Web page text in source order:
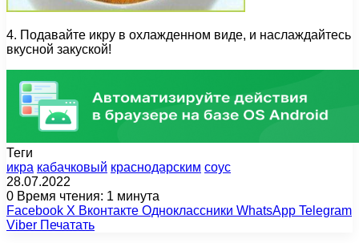
4. Подавайте икру в охлажденном виде, и наслаждайтесь
вкусной закуской!
Теги
икра кабачковый краснодарским соус
28.07.2022
0 Время чтения: 1 минута
Facebook X Вконтакте Одноклассники WhatsApp Telegram
Viber Печатать